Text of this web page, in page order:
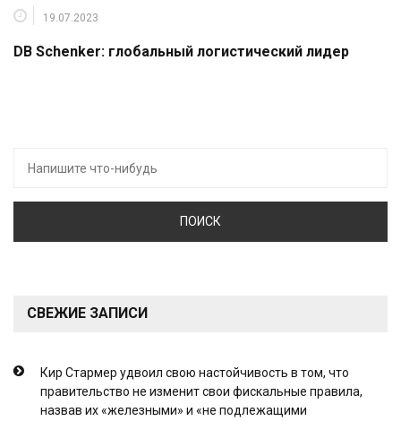
19.07.2023
DB Schenker: глобальный логистический лидер
СВЕЖИЕ ЗАПИСИ
Кир Стармер удвоил свою настойчивость в том, что
правительство не изменит свои фискальные правила,
назвав их «железными» и «не подлежащими